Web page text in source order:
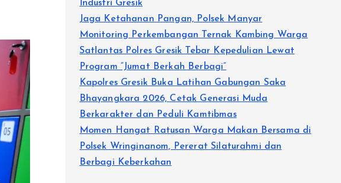
Industri Gresik
Jaga Ketahanan Pangan, Polsek Manyar
Monitoring Perkembangan Ternak Kambing Warga
Satlantas Polres Gresik Tebar Kepedulian Lewat
Program “Jumat Berkah Berbagi”
Kapolres Gresik Buka Latihan Gabungan Saka
Bhayangkara 2026, Cetak Generasi Muda
Berkarakter dan Peduli Kamtibmas
Momen Hangat Ratusan Warga Makan Bersama di
Polsek Wringinanom, Pererat Silaturahmi dan
Berbagi Keberkahan